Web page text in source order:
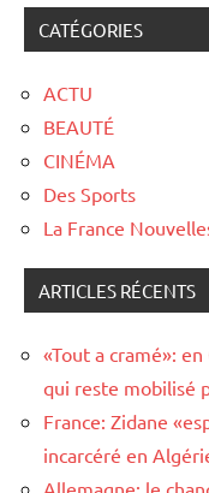
CATÉGORIES
ACTU
BEAUTÉ
CINÉMA
Des Sports
La France
ARTICLES RÉCENTS
«Tout a cramé»:
qui reste mobilisé
France: Zidane
incarcéré en
Allemagne: le